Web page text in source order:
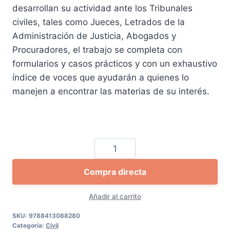
desarrollan su actividad ante los Tribunales
civiles, tales como Jueces, Letrados de la
Administración de Justicia, Abogados y
Procuradores, el trabajo se completa con
formularios y casos prácticos y con un exhaustivo
índice de voces que ayudarán a quienes lo
manejen a encontrar las materias de su interés.
Practicum
Proceso
Civil
2020
cantidad
Añadir al carrito
Compra directa
SKU: 9788413088280
Categoría: Civil